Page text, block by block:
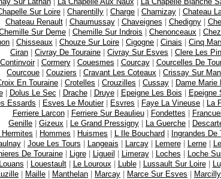
Sur Loire
Charentilly Charge Charnizay Chateau
Chateau Renault| Chaumussay| Chaveignes Chedigny|
Sur Deme
Chemille Sur Indrois Chenonceaux
Chisseaux Chouze Sur Loire Cigogne Cinais Cinq
Ciran
Civray De Touraine Civray Sur Esves Clere Les
Continvoir| Cormery| Couesmes Courcay| Courcelles De
Courcoue
Couziers Cravant Les Coteaux Crissay Sur
En Touraine
Crotelles Crouzilles Cussay Dame Marie
| Dolus Le Sec Drache| Druye| Epeigne Les Bois Epeigne
Essards
Esves Le Moutier| Esvres Faye La Vineuse La
Ferriere Larcon| Ferriere Sur Beaulieu| Fondettes Francueil
Genille
Gizeux Le Grand Pressigny La Guerche
Hermites
Hommes Huismes L Ile Bouchard Ingrandes De
| Joue Les Tours Langeais Larcay| Lemere| Lerne|
De Touraine| Ligre| Ligueil Limeray| Loches Loche
Louans
Louestault| Le Louroux| Luble| Lussault Sur Loire|
Maille Manthelan Marcay Marce Sur Esves